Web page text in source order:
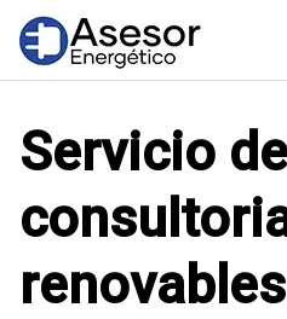
Saltar
contenido
Servicio de